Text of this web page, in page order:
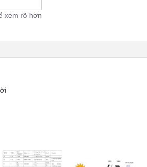
xem rõ hơn